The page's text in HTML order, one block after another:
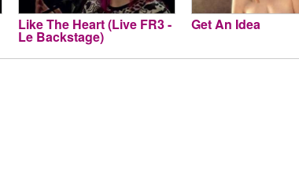
Like The Heart (Live FR3 -
Le Backstage)
Get An Idea